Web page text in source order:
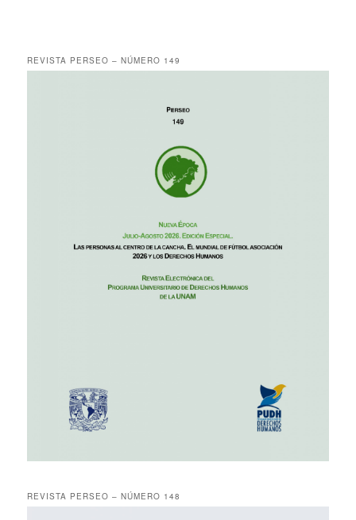
REVISTA PERSEO – NÚMERO 149
REVISTA PERSEO – NÚMERO 148